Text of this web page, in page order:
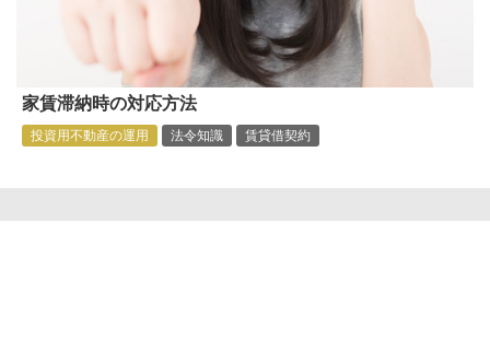
家賃滞納時の対応方法
投資用不動産の運用 法令知識 賃貸借契約